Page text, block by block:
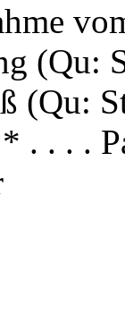
(Qu:
(Qu:
* . . . .